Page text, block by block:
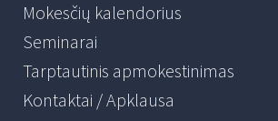
Mokesčių kalendorius
Seminarai
Tarptautinis apmokestinimas
Kontaktai / Apklausa